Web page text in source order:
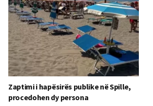
Zaptimi i hapësirës publike në Spille,
procedohen dy persona